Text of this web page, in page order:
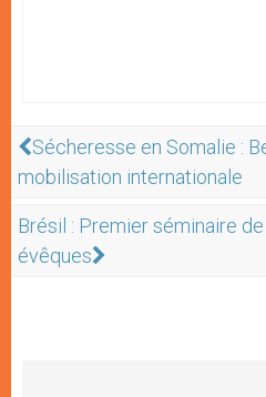
Sécheresse en Somalie :
mobilisation internationale
Brésil : Premier séminaire
évêques